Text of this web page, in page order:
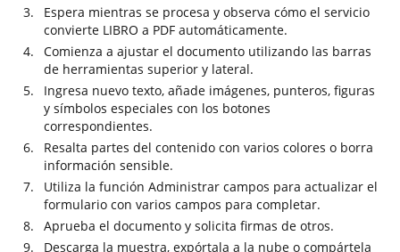
Espera mientras se procesa y observa cómo el servicio
convierte LIBRO a PDF automáticamente.
Comienza a ajustar el documento utilizando las barras
de herramientas superior y lateral.
Ingresa nuevo texto, añade imágenes, punteros, figuras
y símbolos especiales con los botones
correspondientes.
Resalta partes del contenido con varios colores o borra
información sensible.
Utiliza la función Administrar campos para actualizar el
formulario con varios campos para completar.
Aprueba el documento y solicita firmas de otros.
Descarga la muestra, expórtala a la nube o compártela